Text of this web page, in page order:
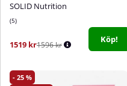
SOLID Nutrition
5
1519 kr1596 kr
Köp!
25